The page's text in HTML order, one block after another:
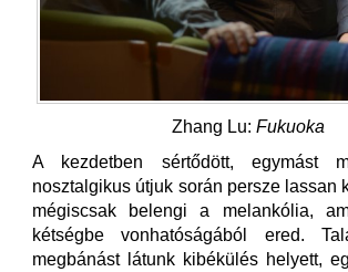
Zhang Lu: Fukuoka
A kezdetben sértődött, egymást
nosztalgikus útjuk során persze lassan
mégiscsak belengi a melankólia,
kétségbe vonhatóságából ered.
megbánást látunk kibékülés helyett,